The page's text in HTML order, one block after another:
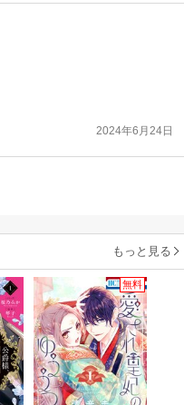
2024年6月24日
もっと見る
無料